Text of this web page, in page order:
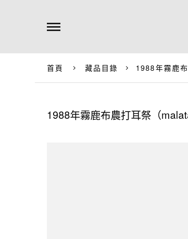
首頁 藏品目錄 1988年霧鹿
1988年霧鹿布農打耳祭（